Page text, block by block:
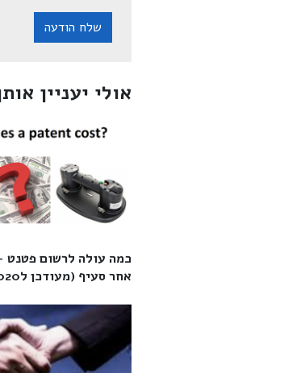
שלח הודעה
אולי יעניין
כמה עולה לרשום פטנט
אחר סעיף (מעודכן ל2020)‎